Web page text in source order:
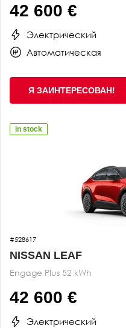
42 600 €
Электрический
Автоматическая
Я ЗАИНТЕРЕСОВАН!
in stock
#528617
NISSAN LEAF
Engage Plus 52 kWh
42 600 €
Электрический